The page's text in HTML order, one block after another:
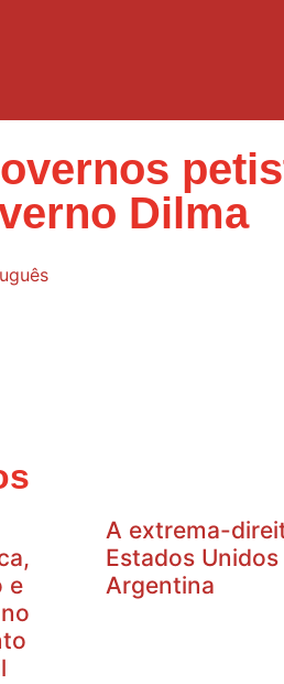
Dilma
e
A extrema-
Estados Unidos
Argentina